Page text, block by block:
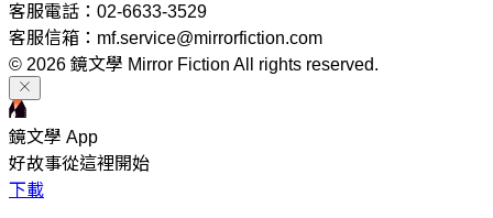
客服電話：02-6633-3529
客服信箱：mf.service@mirrorfiction.com
© 2026 鏡文學 Mirror Fiction All rights reserved.
鏡文學 App
好故事從這裡開始
下載